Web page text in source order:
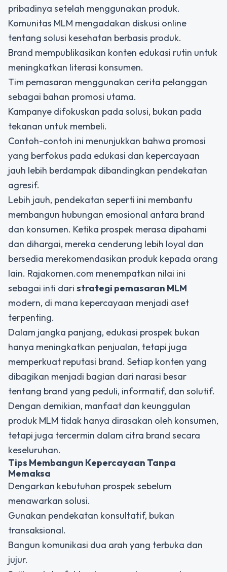
pribadinya setelah menggunakan produk.
Komunitas MLM mengadakan diskusi online
tentang solusi kesehatan berbasis produk.
Brand mempublikasikan konten edukasi rutin untuk
meningkatkan literasi konsumen.
Tim pemasaran menggunakan cerita pelanggan
sebagai bahan promosi utama.
Kampanye difokuskan pada solusi, bukan pada
tekanan untuk membeli.
Contoh-contoh ini menunjukkan bahwa promosi
yang berfokus pada edukasi dan kepercayaan
jauh lebih berdampak dibandingkan pendekatan
agresif.
Lebih jauh, pendekatan seperti ini membantu
membangun hubungan emosional antara brand
dan konsumen. Ketika prospek merasa dipahami
dan dihargai, mereka cenderung lebih loyal dan
bersedia merekomendasikan produk kepada orang
lain. Rajakomen.com menempatkan nilai ini
sebagai inti dari strategi pemasaran MLM
modern, di mana kepercayaan menjadi aset
terpenting.
Dalam jangka panjang, edukasi prospek bukan
hanya meningkatkan penjualan, tetapi juga
memperkuat reputasi brand. Setiap konten yang
dibagikan menjadi bagian dari narasi besar
tentang brand yang peduli, informatif, dan solutif.
Dengan demikian, manfaat dan keunggulan
produk MLM tidak hanya dirasakan oleh konsumen,
tetapi juga tercermin dalam citra brand secara
keseluruhan.
Tips Membangun Kepercayaan Tanpa
Memaksa
Dengarkan kebutuhan prospek sebelum
menawarkan solusi.
Gunakan pendekatan konsultatif, bukan
transaksional.
Bangun komunikasi dua arah yang terbuka dan
jujur.